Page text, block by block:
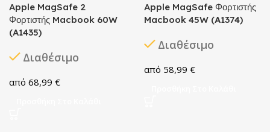
Apple MagSafe 2
Φορτιστής Macbook 60W
(A1435)
Διαθέσιμο
68,99 €
Apple MagSafe Φορτιστής
Macbook 45W (A1374)
Διαθέσιμο
58,99 €